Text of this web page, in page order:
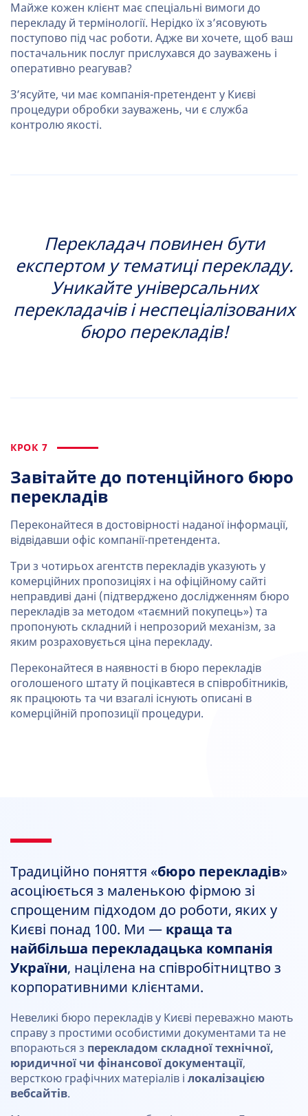
Майже кожен клієнт має спеціальні вимоги до
перекладу й термінології. Нерідко їх з’ясовують
поступово під час роботи. Адже ви хочете, щоб ваш
постачальник послуг прислухався до зауважень і
оперативно реагував?
З’ясуйте, чи має компанія-претендент у Києві
процедури обробки зауважень, чи є служба
контролю якості.
Перекладач повинен бути
експертом у тематиці перекладу.
Уникайте універсальних
перекладачів і неспеціалізованих
бюро перекладів!
КРОК 7
Завітайте до потенційного бюро
перекладів
Переконайтеся в достовірності наданої інформації,
відвідавши офіс компанії-претендента.
Три з чотирьох агентств перекладів указують у
комерційних пропозиціях і на офіційному сайті
неправдиві дані (підтверджено дослідженням бюро
перекладів за методом «таємний покупець») та
пропонують складний і непрозорий механізм, за
яким розраховується ціна перекладу.
Переконайтеся в наявності в бюро перекладів
оголошеного штату й поцікавтеся в співробітників,
як працюють та чи взагалі існують описані в
комерційній пропозиції процедури.
Традиційно поняття «бюро перекладів»
асоціюється з маленькою фірмою зі
спрощеним підходом до роботи, яких у
Києві понад 100. Ми — краща та
найбільша перекладацька компанія
України, націлена на співробітництво з
корпоративними клієнтами.
Невеликі бюро перекладів у Києві переважно мають
справу з простими особистими документами та не
впораються з перекладом складної технічної,
юридичної чи фінансової документації,
версткою графічних матеріалів і локалізацією
вебсайтів.